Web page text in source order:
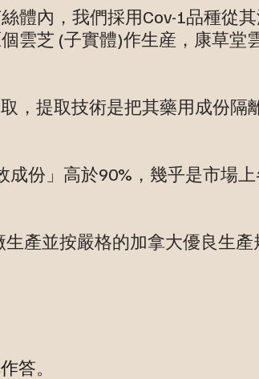
體內，我們採用Cov-1品種從
雲芝 (子實體)作生産，康草堂
，提取技術是把其藥用成份隔
成份」高於90%，幾乎是市場
產並按嚴格的加拿大優良生產
答。